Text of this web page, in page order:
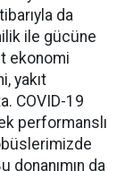
da
ile gücüne
ekonomi
yakıt
COVID-19
performanslı
donanımın da